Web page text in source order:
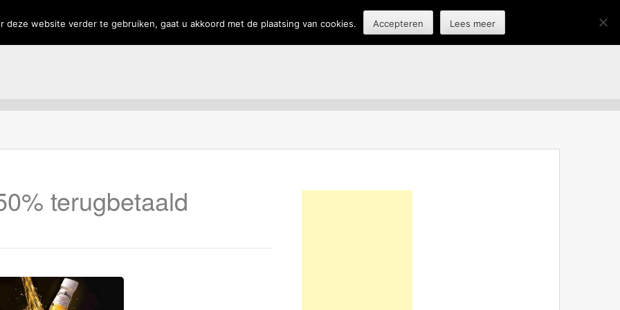
terugbetaald
website verder te gebruiken, gaat u akkoord met de plaatsing van cookies. Accepteren Lees meer